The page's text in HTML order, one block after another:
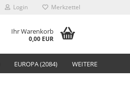
Login Merkzettel
Ihr Warenkorb
0,00 EUR
EUROPA (2084) WEITERE